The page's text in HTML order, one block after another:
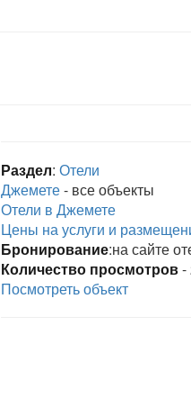
Раздел: Отели
Джемете- все объекты
Отели в Джемете
Цены на услуги и
Бронирование:на сайте
Количество просмотров-
Посмотреть объект